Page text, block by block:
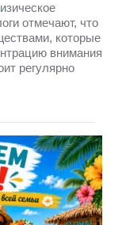
отмечают, что
которые
внимания
регулярно